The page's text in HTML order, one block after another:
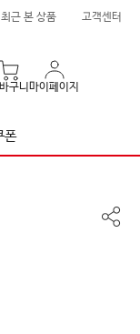
최근 본 상품 고객센터
구니 마이페이지
폰
공